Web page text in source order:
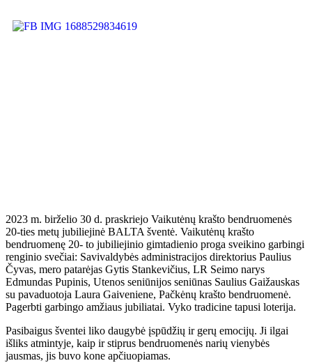
2023 m. birželio 30 d. praskriejo Vaikutėnų krašto bendruomenės
20-ties metų jubiliejinė BALTA šventė. Vaikutėnų krašto
bendruomenę 20- to jubiliejinio gimtadienio proga sveikino garbingi
renginio svečiai: Savivaldybės administracijos direktorius Paulius
Čyvas, mero patarėjas Gytis Stankevičius, LR Seimo narys
Edmundas Pupinis, Utenos seniūnijos seniūnas Saulius Gaižauskas
su pavaduotoja Laura Gaiveniene, Pačkėnų krašto bendruomenė.
Pagerbti garbingo amžiaus jubiliatai. Vyko tradicine tapusi loterija.
Pasibaigus šventei liko daugybė įspūdžių ir gerų emocijų. Ji ilgai
išliks atmintyje, kaip ir stiprus bendruomenės narių vienybės
jausmas, jis buvo kone apčiuopiamas.